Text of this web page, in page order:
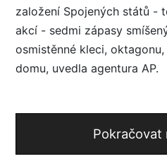
založení Spojených států -
akcí - sedmi zápasy
osmistěnné kleci,
domu, uvedla agentura AP.
Pokračovat